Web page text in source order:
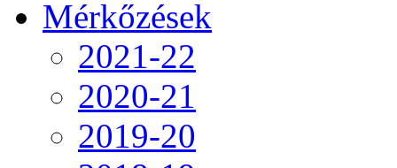
Mérkőzések
2021-22
2020-21
2019-20